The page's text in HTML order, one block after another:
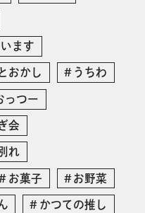
ます
おかし うちわ
っつー
会
れ
お菓子 お野菜
かつての推し